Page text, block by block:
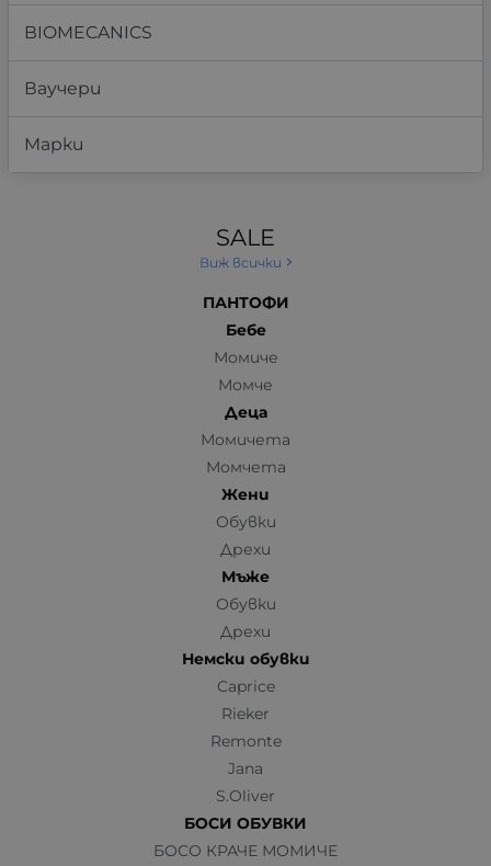
BIOMECANICS
Ваучери
Марки
SALE
Виж всички
ПАНТОФИ
Бебе
Момиче
Момче
Деца
Момичета
Момчета
Жени
Обувки
Дрехи
Мъже
Обувки
Дрехи
Немски обувки
Caprice
Rieker
Remonte
Jana
S.Oliver
БОСИ ОБУВКИ
БОСО КРАЧЕ МОМИЧЕ